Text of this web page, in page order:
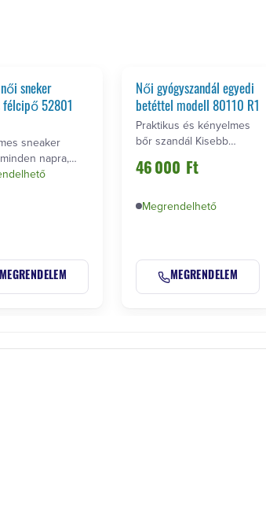
sneker
félcipő 52801
sneaker
napra,
privát …
MEGRENDELEM
Női gyógyszandál egyedi
betéttel modell 80110 R1
Praktikus és kényelmes
bőr szandál Kisebb
46 000 Ft
Megrendelhető
MEGRENDELEM